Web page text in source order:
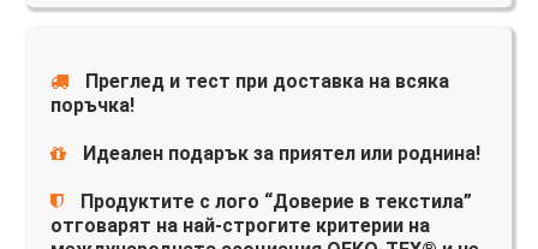
Преглед и тест при доставка на всяка
поръчка!
Идеален подарък за приятел или роднина!
Продуктите с лого “Доверие в текстила”
отговарят на най-строгите критерии на